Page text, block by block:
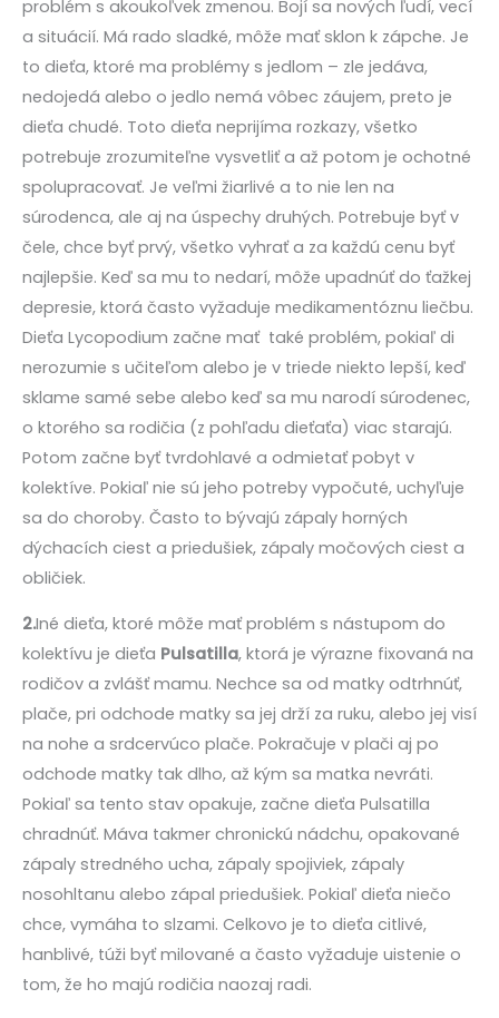
problém s akoukoľvek zmenou. Bojí sa nových ľudí, vecí
a situácií. Má rado sladké, môže mať sklon k zápche. Je
to dieťa, ktoré ma problémy s jedlom – zle jedáva,
nedojedá alebo o jedlo nemá vôbec záujem, preto je
dieťa chudé. Toto dieťa neprijíma rozkazy, všetko
potrebuje zrozumiteľne vysvetliť a až potom je ochotné
spolupracovať. Je veľmi žiarlivé a to nie len na
súrodenca, ale aj na úspechy druhých. Potrebuje byť v
čele, chce byť prvý, všetko vyhrať a za každú cenu byť
najlepšie. Keď sa mu to nedarí, môže upadnúť do ťažkej
depresie, ktorá často vyžaduje medikamentóznu liečbu.
Dieťa Lycopodium začne mať také problém, pokiaľ di
nerozumie s učiteľom alebo je v triede niekto lepší, keď
sklame samé sebe alebo keď sa mu narodí súrodenec,
o ktorého sa rodičia (z pohľadu dieťaťa) viac starajú.
Potom začne byť tvrdohlavé a odmietať pobyt v
kolektíve. Pokiaľ nie sú jeho potreby vypočuté, uchyľuje
sa do choroby. Často to bývajú zápaly horných
dýchacích ciest a priedušiek, zápaly močových ciest a
obličiek.
2.Iné dieťa, ktoré môže mať problém s nástupom do
kolektívu je dieťa Pulsatilla, ktorá je výrazne fixovaná na
rodičov a zvlášť mamu. Nechce sa od matky odtrhnúť,
plače, pri odchode matky sa jej drží za ruku, alebo jej visí
na nohe a srdcervúco plače. Pokračuje v plači aj po
odchode matky tak dlho, až kým sa matka nevráti.
Pokiaľ sa tento stav opakuje, začne dieťa Pulsatilla
chradnúť. Máva takmer chronickú nádchu, opakované
zápaly stredného ucha, zápaly spojiviek, zápaly
nosohltanu alebo zápal priedušiek. Pokiaľ dieťa niečo
chce, vymáha to slzami. Celkovo je to dieťa citlivé,
hanblivé, túži byť milované a často vyžaduje uistenie o
tom, že ho majú rodičia naozaj radi.